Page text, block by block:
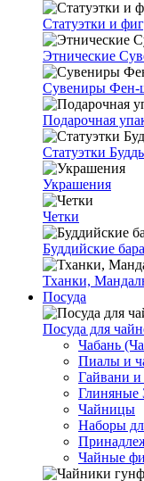
Статуэтки и
Этнические
Сувениры Фен-
Подарочная
Статуэтки
Украшения
Четки
Буддийские
Тханки,
Посуда
Посуда для
Чабань
Пиалы и
Гайвани и
Глиняные
Чайницы
Наборы
Чайные